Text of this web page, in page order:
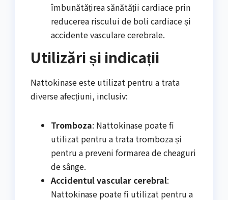
îmbunătățirea sănătății cardiace prin
reducerea riscului de boli cardiace și
accidente vasculare cerebrale.
Utilizări și indicații
Nattokinase este utilizat pentru a trata
diverse afecțiuni, inclusiv:
Tromboza: Nattokinase poate fi
utilizat pentru a trata tromboza și
pentru a preveni formarea de cheaguri
de sânge.
Accidentul vascular cerebral:
Nattokinase poate fi utilizat pentru a